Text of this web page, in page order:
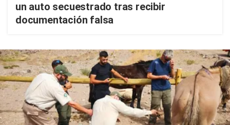
un auto secuestrado tras recibir
documentación falsa